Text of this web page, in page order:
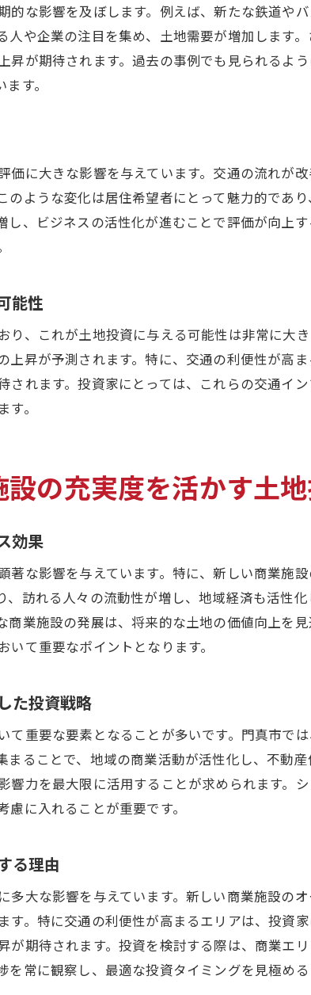
土地評価の基礎知識を学ぶためのリソース
専門家の視点から見た門真市の土地評価
投資家が知っておくべき土地評価の重要ポイ
歴史的データを活用した土地評価の手法
元市場の変化を理解し門真市で賢い土地購入を
市場変化に対応した土地購入のタイミング
購入前の市場調査で知るべきポイント
市場変化がもたらす土地購入のリスクと機会
通インフラの発展が門真市の土地価格に与える
交通渋滞の変化と土地価格の関係性
将来的なインフラ開発計画が生む投資機会
真市での土地評価を通じた戦略的投資の実現法
戦略的投資を成功に導く土地評価の基礎
リスクを最小限に抑える土地評価の手法
多様な視点から考える投資計画とその実現
投資目標に応じた土地評価の活用法
土地の価値を最大化するための長期的戦略
な影響を及ぼします。例えば、新たな鉄道や
人や企業の注目を集め、土地需要が増加します
が期待されます。過去の事例でも見られるよ
す。
に大きな影響を与えています。交通の流れが
ような変化は居住希望者にとって魅力的であ
、ビジネスの活性化が進むことで評価が向上
能性
、これが土地投資に与える可能性は非常に大
上昇が予測されます。特に、交通の利便性が高
れます。投資家にとっては、これらの交通イ
。
の充実度を活かす土
効果
著な影響を与えています。特に、新しい商業施
訪れる人々の流動性が増し、地域経済も活性
業施設の発展は、将来的な土地の価値向上を
て重要なポイントとなります。
た投資戦略
重要な要素となることが多いです。門真市で
まることで、地域の商業活動が活性化し、不動
響力を最大限に活用することが求められます。
に入れることが重要です。
る理由
大な影響を与えています。新しい商業施設の
。特に交通の利便性が高まるエリアは、投資
が期待されます。投資を検討する際は、商業エ
常に観察し、最適な投資タイミングを見極める